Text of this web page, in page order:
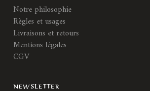
Notre philosophie
Règles et usages
Livraisons et retours
Mentions légales
CGV
NEWSLETTER